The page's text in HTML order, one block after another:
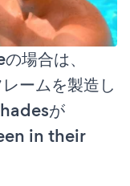
場合は、
ームを製造し
が
in their